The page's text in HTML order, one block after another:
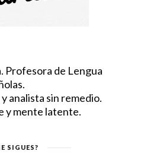
Profesora de Lengua
analista sin remedio.
y mente latente.
SIGUES?